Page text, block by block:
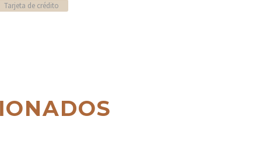
Tarjeta de crédito